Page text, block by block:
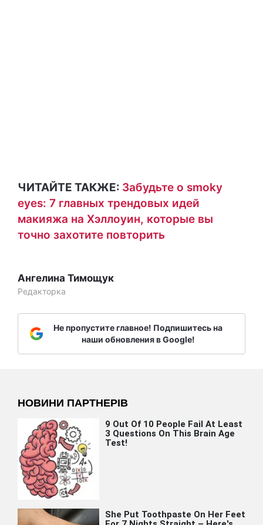
ЧИТАЙТЕ ТАКЖЕ: Забудьте о smoky
eyes: 7 главных трендовых идей
макияжа на Хэллоуин, которые вы
точно захотите повторить
Ангелина Тимощук
Редакторка
Не пропустите главное! Подпишитесь на
наши обновления в Google!